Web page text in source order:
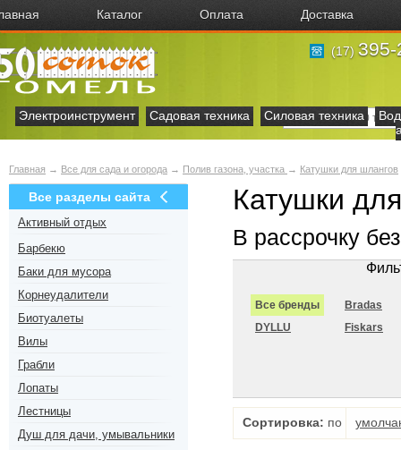
Каталог Оплата Доставка
(17) 395-
Электроинструмент Садовая техника Силовая техника
Главная → Все для сада и огорода → Полив газона, участка → Катушки для шлангов
Все разделы сайта
Активный отдых
Барбекю
Баки для мусора
Корнеудалители
Биотуалеты
Вилы
Грабли
Лопаты
Лестницы
Душ для дачи, умывальники
Катушки
В рассрочку
Все бренды
Bradas
DYLLU
Fiskars
Сортировка: по